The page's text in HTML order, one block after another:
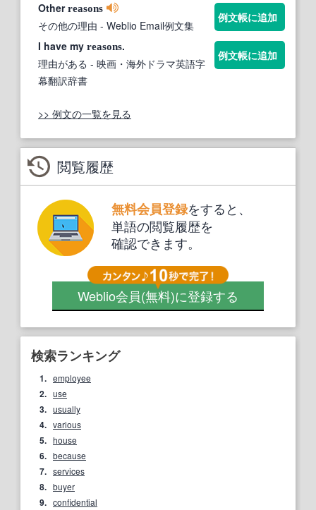
Otherreasons
その他の理由 - Weblio Email例文集
例文帳に追加
I have my reasons.
理由がある - 映画・海外ドラマ英語字
幕翻訳辞書
例文帳に追加
>> 例文の一覧を見る
閲覧履歴
無料会員登録をすると、
単語の閲覧履歴を
確認できます。
Weblio会員(無料)に登録する
検索ランキング
1. employee
2. use
3. usually
4. various
5. house
6. because
7. services
8. buyer
9. confidential